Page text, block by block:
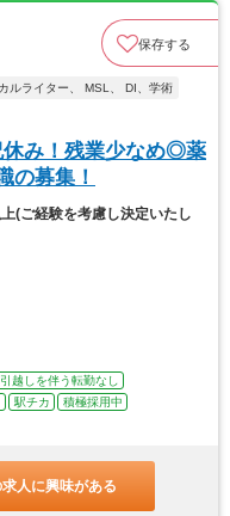
保存する
ルライター、 MSL、 DI、学術
休み！残業少なめ◎薬
の募集！
(ご経験を考慮し決定いたし
越しを伴う転勤なし
駅チカ
積極採用中
求人に興味がある